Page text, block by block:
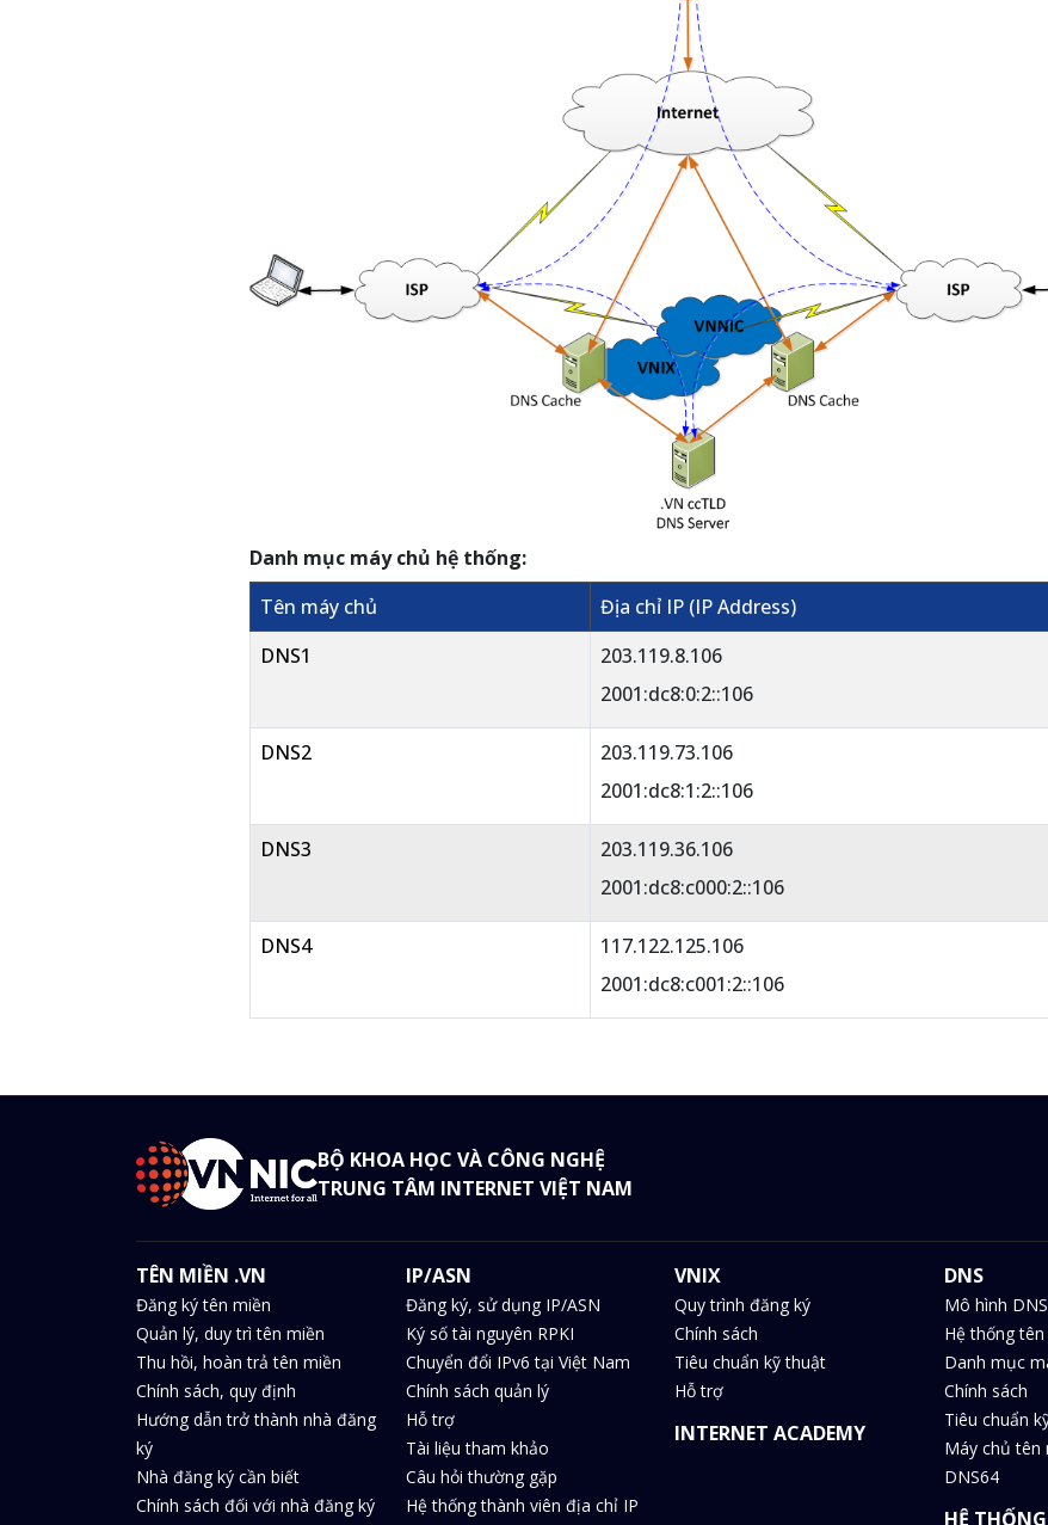
Danh mục máy chủ hệ thống:
Tên máy chủ
Địa chỉ IP (IP Address)
DNS1
203.119.8.106
2001:dc8:0:2::106
DNS2
203.119.73.106
2001:dc8:1:2::106
DNS3
203.119.36.106
2001:dc8:c000:2::106
DNS4
117.122.125.106
2001:dc8:c001:2::106
BỘ KHOA HỌC VÀ CÔNG NGHỆ
TRUNG TÂM INTERNET VIỆT NAM
TÊN MIỀN .VN
Đăng ký tên miền
Quản lý, duy trì tên miền
Thu hồi, hoàn trả tên miền
Chính sách, quy định
Hướng dẫn trở thành nhà đăng
ký
Nhà đăng ký cần biết
Chính sách đối với nhà đăng ký
IP/ASN
Đăng ký, sử dụng IP/ASN
Ký số tài nguyên RPKI
Chuyển đổi IPv6 tại Việt Nam
Chính sách quản lý
Hỗ trợ
Tài liệu tham khảo
Câu hỏi thường gặp
Hệ thống thành viên địa chỉ IP
VNIX
Quy trình đăng ký
Chính sách
Tiêu chuẩn kỹ thuật
Hỗ trợ
INTERNET ACADEMY
DNS
Mô hình DNS
Hệ thống
Danh mục
Chính sách
Tiêu chuẩn
Máy chủ tên
DNS64
HỆ